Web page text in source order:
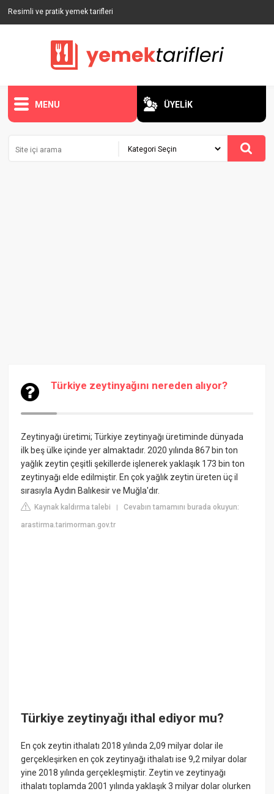
Resimli ve pratik yemek tarifleri
MENU ÜYELİK
Türkiye zeytinyağını nereden alıyor?
Zeytinyağı üretimi; Türkiye zeytinyağı üretiminde dünyada
ilk beş ülke içinde yer almaktadır. 2020 yılında 867 bin ton
yağlık zeytin çeşitli şekillerde işlenerek yaklaşık 173 bin ton
zeytinyağı elde edilmiştir. En çok yağlık zeytin üreten üç il
sırasıyla Aydın Balıkesir ve Muğla'dır.
Kaynak kaldırma talebi |Cevabın tamamını burada okuyun:
arastirma.tarimorman.gov.tr
Türkiye zeytinyağı ithal ediyor mu?
En çok zeytin ithalatı 2018 yılında 2,09 milyar dolar ile
gerçekleşirken en çok zeytinyağı ithalatı ise 9,2 milyar dolar
yine 2018 yılında gerçekleşmiştir. Zeytin ve zeytinyağı
ithalatı toplamda 2001 yılında yaklaşık 3 milyar dolar olurken